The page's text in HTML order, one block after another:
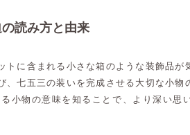
読み方と由来
に含まれる小さな箱のような装飾品が
、七五三の装いを完成させる大切な小物
小物の意味を知ることで、より深い思